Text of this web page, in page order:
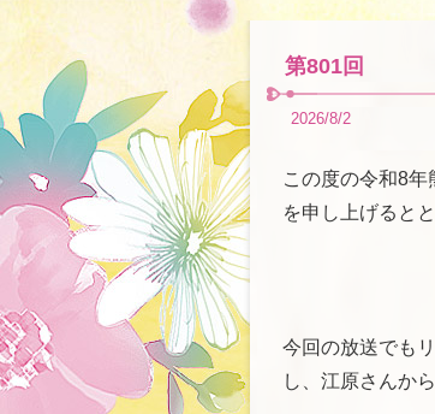
第801回
2026/8/2
この度の令和8
を申し上げると
今回の放送でも
し、江原さんか